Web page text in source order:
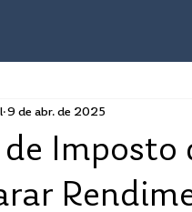
Imposto
9 de abr. de 2025